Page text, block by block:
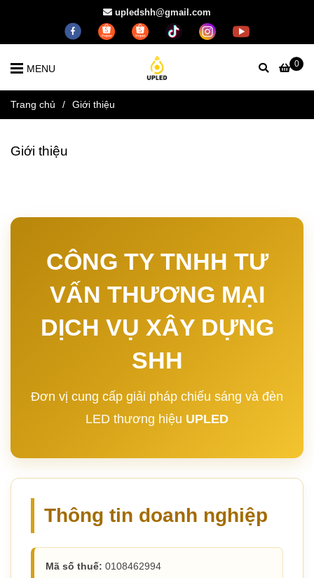
upledshh@gmail.com
0
MENU
Trang chủ / Giới thiệu
Giới thiệu
CÔNG TY TNHH TƯ
VẤN THƯƠNG MẠI
DỊCH VỤ XÂY DỰNG
SHH
Đơn vị cung cấp giải pháp chiếu sáng và đèn
LED thương hiệu UPLED
Thông tin doanh nghiệp
Mã số thuế: 0108462994